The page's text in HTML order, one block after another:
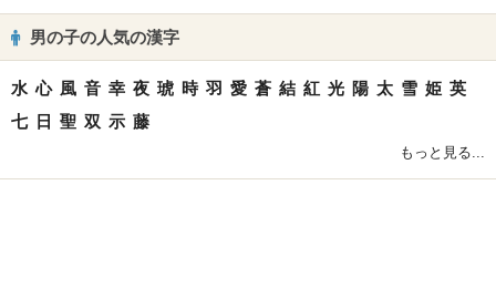
男の子の人気の漢字
水 心 風 音 幸 夜 琥 時 羽 愛 蒼 結 紅 光 陽 太 雪 姫 英
七
日 聖 双 示 藤
もっと見る...